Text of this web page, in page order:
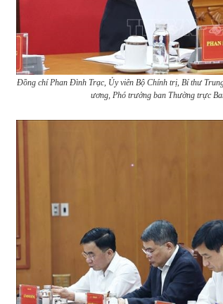
Đồng chí Phan Đình Trạc, Ủy viên Bộ Chính trị, Bí thư
ương, Phó trưởng ban Thường trực